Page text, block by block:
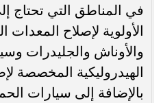
في المناطق التي تحتاج
الأولوية لإصلاح المعدات
والأوناش والجليدرات
الهيدروليكية المخصصة
بالإضافة إلى سيارات